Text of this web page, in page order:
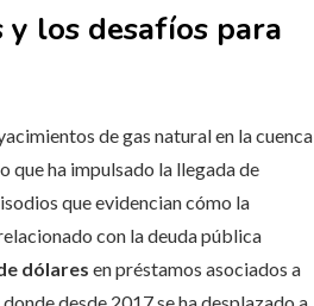
y los desafíos para
de gas natural en la cuenca
que ha impulsado la llegada de
que evidencian cómo la
con la deuda pública
dólares en préstamos asociados a